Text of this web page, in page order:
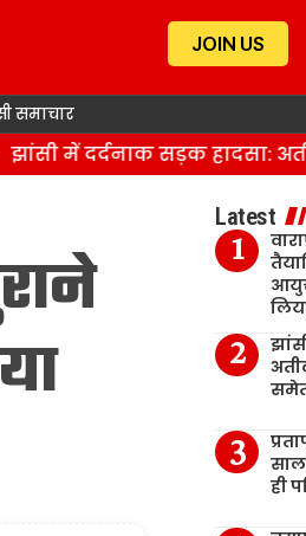
JOIN US
समाचार
में दर्दनाक सड़क हादसा:
Latest
ही